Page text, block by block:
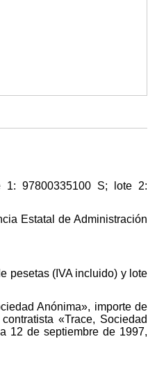
1: 97800335100 S; lote 2:
Estatal de Administración
pesetas (IVA incluido) y lote
Anónima», importe de
«Trace, Sociedad
12 de septiembre de 1997,